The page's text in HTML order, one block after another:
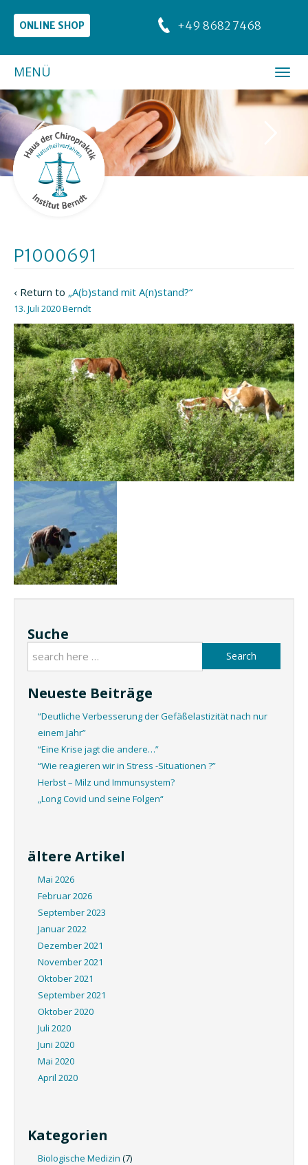
ONLINE SHOP +49 8682 7468
MENÜ
P1000691
‹ Return to „A(b)stand mit A(n)stand?“
13. Juli 2020Berndt
Suche
Search
Neueste Beiträge
“Deutliche Verbesserung der Gefäßelastizität nach nur
einem Jahr”
“Eine Krise jagt die andere…”
“Wie reagieren wir in Stress -Situationen ?”
Herbst – Milz und Immunsystem?
„Long Covid und seine Folgen“
ältere Artikel
Mai 2026
Februar 2026
September 2023
Januar 2022
Dezember 2021
November 2021
Oktober 2021
September 2021
Oktober 2020
Juli 2020
Juni 2020
Mai 2020
April 2020
Kategorien
Biologische Medizin (7)